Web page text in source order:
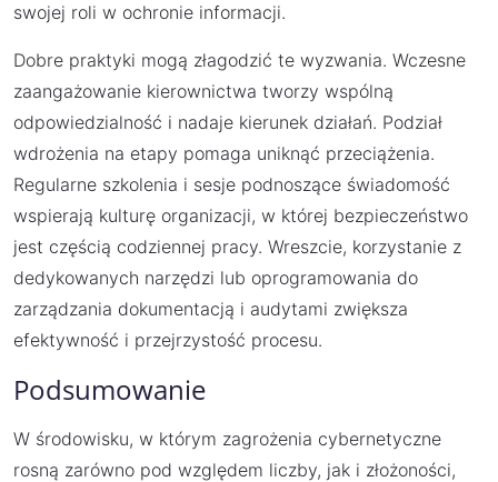
swojej roli w ochronie informacji.
Dobre praktyki mogą złagodzić te wyzwania. Wczesne
zaangażowanie kierownictwa tworzy wspólną
odpowiedzialność i nadaje kierunek działań. Podział
wdrożenia na etapy pomaga uniknąć przeciążenia.
Regularne szkolenia i sesje podnoszące świadomość
wspierają kulturę organizacji, w której bezpieczeństwo
jest częścią codziennej pracy. Wreszcie, korzystanie z
dedykowanych narzędzi lub oprogramowania do
zarządzania dokumentacją i audytami zwiększa
efektywność i przejrzystość procesu.
Podsumowanie
W środowisku, w którym zagrożenia cybernetyczne
rosną zarówno pod względem liczby, jak i złożoności,